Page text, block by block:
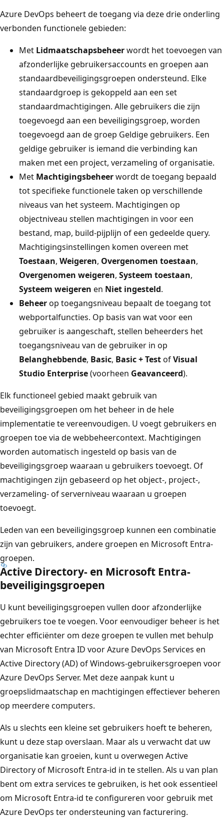
Azure DevOps beheert de toegang via deze drie onderling
verbonden functionele gebieden:
Met Lidmaatschapsbeheerwordt het toevoegen van
afzonderlijke gebruikersaccounts en groepen aan
standaardbeveiligingsgroepen ondersteund. Elke
standaardgroep is gekoppeld aan een set
standaardmachtigingen. Alle gebruikers die zijn
toegevoegd aan een beveiligingsgroep, worden
toegevoegd aan de groep Geldige gebruikers. Een
geldige gebruiker is iemand die verbinding kan
maken met een project, verzameling of organisatie.
Met Machtigingsbeheerwordt de toegang bepaald
tot specifieke functionele taken op verschillende
niveaus van het systeem. Machtigingen op
objectniveau stellen machtigingen in voor een
bestand, map, build-pijplijn of een gedeelde query.
Machtigingsinstellingen komen overeen met
Toestaan, Weigeren, Overgenomen toestaan,
Overgenomen weigeren, Systeem toestaan,
Systeem weigeren en Niet ingesteld.
Beheerop toegangsniveau bepaalt de toegang tot
webportalfuncties. Op basis van wat voor een
gebruiker is aangeschaft, stellen beheerders het
toegangsniveau van de gebruiker in op
Belanghebbende, Basic, Basic + TestofVisual
Studio Enterprise(voorheen Geavanceerd).
Elk functioneel gebied maakt gebruik van
beveiligingsgroepen om het beheer in de hele
implementatie te vereenvoudigen. U voegt gebruikers en
groepen toe via de webbeheercontext. Machtigingen
worden automatisch ingesteld op basis van de
beveiligingsgroep waaraan u gebruikers toevoegt. Of
machtigingen zijn gebaseerd op het object-, project-,
verzameling- of serverniveau waaraan u groepen
toevoegt.
Leden van een beveiligingsgroep kunnen een combinatie
zijn van gebruikers, andere groepen en Microsoft Entra-
groepen.
Active Directory- en Microsoft Entra-
beveiligingsgroepen
U kunt beveiligingsgroepen vullen door afzonderlijke
gebruikers toe te voegen. Voor eenvoudiger beheer is het
echter efficiënter om deze groepen te vullen met behulp
van Microsoft Entra ID voor Azure DevOps Services en
Active Directory (AD) of Windows-gebruikersgroepen voor
Azure DevOps Server. Met deze aanpak kunt u
groepslidmaatschap en machtigingen effectiever beheren
op meerdere computers.
Als u slechts een kleine set gebruikers hoeft te beheren,
kunt u deze stap overslaan. Maar als u verwacht dat uw
organisatie kan groeien, kunt u overwegen Active
Directory of Microsoft Entra-id in te stellen. Als u van plan
bent om extra services te gebruiken, is het ook essentieel
om Microsoft Entra-id te configureren voor gebruik met
Azure DevOps ter ondersteuning van facturering.